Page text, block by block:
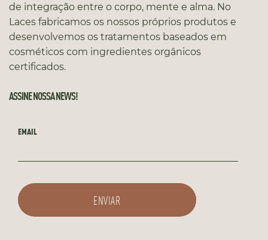
de integração entre o corpo, mente e alma. No
Laces fabricamos os nossos próprios produtos e
desenvolvemos os tratamentos baseados em
cosméticos com ingredientes orgânicos
certificados.
ASSINE NOSSA NEWS!
EMAIL